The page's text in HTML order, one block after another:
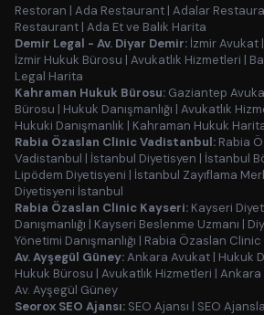
Restoran | Ada Restaurant | Adalar
Restaurant | Ada Et ve Balık Harita
Demir Legal - Av. Diyar Demir: İzmir Avukat |
İzmir Hukuk Bürosu | Avukatlık Hizmetleri |
Legal Harita
Kahraman Hukuk Bürosu: Gaziantep
Bürosu | Hukuk Danışmanlığı | Avukatlık
Hukuki Danışmanlık | Kahraman Hukuk
Rabia Özaslan Clinic Vadistanbul: Rabia
Vadistanbul | İstanbul Diyetisyen | İstanbul
Lipödem Diyetisyeni | İstanbul Zayıflama
Diyetisyeni İstanbul
Rabia Özaslan Clinic Kayseri: Kayseri
Danışmanlığı | Kayseri Beslenme Uzmanı |
Yönetimi Danışmanlığı | Rabia Özaslan
Av. Ayşegül Güney:Ankara Avukat | Hukuk
Hukuk Bürosu | Avukatlık Hizmetleri | Ankara
Av. Ayşegül Güney
Seorox SEO Ajansı: SEO Ajansı | SEO